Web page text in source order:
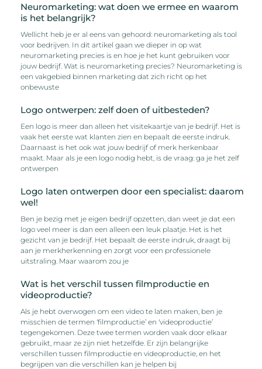
Neuromarketing: wat doen we ermee en waarom
is het belangrijk?
Wellicht heb je er al eens van gehoord: neuromarketing als tool
voor bedrijven. In dit artikel gaan we dieper in op wat
neuromarketing precies is en hoe je het kunt gebruiken voor
jouw bedrijf. Wat is neuromarketing precies? Neuromarketing is
een vakgebied binnen marketing dat zich richt op het
onbewuste
Logo ontwerpen: zelf doen of uitbesteden?
Een logo is meer dan alleen het visitekaartje van je bedrijf. Het is
vaak het eerste wat klanten zien en bepaalt de eerste indruk.
Daarnaast is het ook wat jouw bedrijf of merk herkenbaar
maakt. Maar als je een logo nodig hebt, is de vraag: ga je het zelf
ontwerpen
Logo laten ontwerpen door een specialist: daarom
wel!
Ben je bezig met je eigen bedrijf opzetten, dan weet je dat een
logo veel meer is dan een alleen een leuk plaatje. Het is het
gezicht van je bedrijf. Het bepaalt de eerste indruk, draagt bij
aan je merkherkenning en zorgt voor een professionele
uitstraling. Maar waarom zou je
Wat is het verschil tussen filmproductie en
videoproductie?
Als je hebt overwogen om een video te laten maken, ben je
misschien de termen ‘filmproductie’ en ‘videoproductie’
tegengekomen. Deze twee termen worden vaak door elkaar
gebruikt, maar ze zijn niet hetzelfde. Er zijn belangrijke
verschillen tussen filmproductie en videoproductie, en het
begrijpen van die verschillen kan je helpen bij